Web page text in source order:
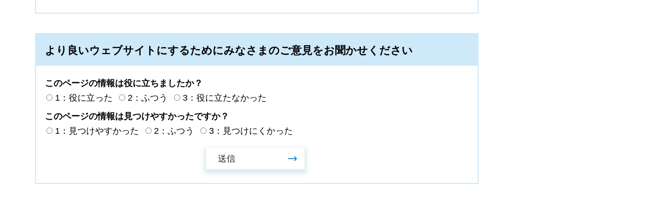
より良いウェブサイトにするためにみなさまのご意見をお聞かせください
このページの情報は役に立ちましたか？
1：役に立った
2：ふつう
3：役に立たなかった
このページの情報は見つけやすかったですか？
1：見つけやすかった
2：ふつう 3：見つけにくかった